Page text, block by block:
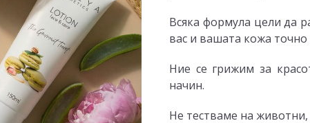
Всяка формула цели да
вас и вашата кожа
Ние се грижим за
начин.
Не тестваме на